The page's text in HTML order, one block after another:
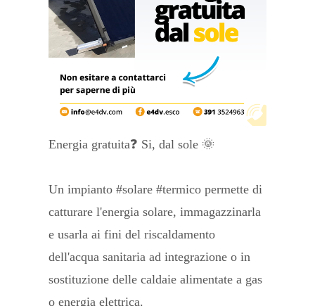
Energia gratuita❓ Si, dal sole 🌞
Un impianto #solare #termico permette di
catturare l'energia solare, immagazzinarla
e usarla ai fini del riscaldamento
dell'acqua sanitaria ad integrazione o in
sostituzione delle caldaie alimentate a gas
o energia elettrica.